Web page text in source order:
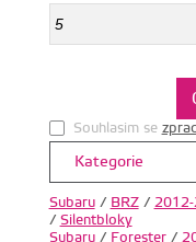
Souhlasim se
Kategorie
Subaru/ BRZ/
/ Silentbloky
Subaru/ Forester/